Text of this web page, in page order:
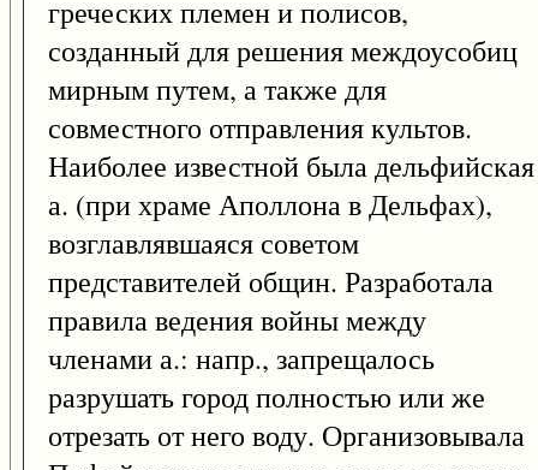
греческих племен и полисов,
созданный для решения междоусобиц
мирным путем, а также для
совместного отправления культов.
Наиболее известной была дельфийская
а. (при храме Аполлона в Дельфах),
возглавлявшаяся советом
представителей общин. Разработала
правила ведения войны между
членами а.: напр., запрещалось
разрушать город полностью или же
отрезать от него воду. Организовывала